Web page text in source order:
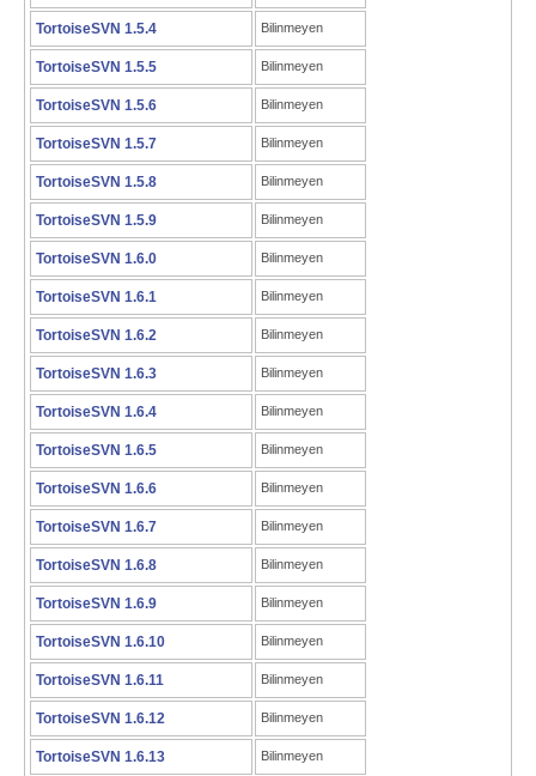
TortoiseSVN 1.5.4 Bilinmeyen
TortoiseSVN 1.5.5 Bilinmeyen
TortoiseSVN 1.5.6 Bilinmeyen
TortoiseSVN 1.5.7 Bilinmeyen
TortoiseSVN 1.5.8 Bilinmeyen
TortoiseSVN 1.5.9 Bilinmeyen
TortoiseSVN 1.6.0 Bilinmeyen
TortoiseSVN 1.6.1 Bilinmeyen
TortoiseSVN 1.6.2 Bilinmeyen
TortoiseSVN 1.6.3 Bilinmeyen
TortoiseSVN 1.6.4 Bilinmeyen
TortoiseSVN 1.6.5 Bilinmeyen
TortoiseSVN 1.6.6 Bilinmeyen
TortoiseSVN 1.6.7 Bilinmeyen
TortoiseSVN 1.6.8 Bilinmeyen
TortoiseSVN 1.6.9 Bilinmeyen
TortoiseSVN 1.6.10 Bilinmeyen
TortoiseSVN 1.6.11 Bilinmeyen
TortoiseSVN 1.6.12 Bilinmeyen
TortoiseSVN 1.6.13 Bilinmeyen